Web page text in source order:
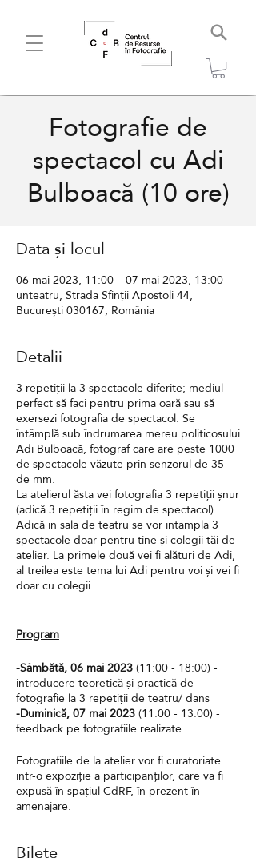
Fotografie de
spectacol cu Adi
Bulboacă (10 ore)
Data și locul
06 mai 2023, 11:00 – 07 mai 2023, 13:00
unteatru, Strada Sfinții Apostoli 44,
București 030167, România
Detalii
3 repetiții la 3 spectacole diferite; mediul
perfect să faci pentru prima oară sau să
exersezi fotografia de spectacol. Se
întâmplă sub îndrumarea mereu politicosului
Adi Bulboacă, fotograf care are peste 1000
de spectacole văzute prin senzorul de 35
de mm.
La atelierul ăsta vei fotografia 3 repetiții șnur
(adică 3 repetiții în regim de spectacol).
Adică în sala de teatru se vor întâmpla 3
spectacole doar pentru tine și colegii tăi de
atelier. La primele două vei fi alături de Adi,
al treilea este tema lui Adi pentru voi și vei fi
doar cu colegii.
Program
-Sâmbătă, 06 mai 2023 (11:00 - 18:00) -
introducere teoretică și practică de
fotografie la 3 repetiții de teatru/ dans
-Duminică, 07 mai 2023 (11:00 - 13:00) -
feedback pe fotografiile realizate.
Fotografiile de la atelier vor fi curatoriate
într-o expoziție a participanților, care va fi
expusă în spațiul CdRF, în prezent în
amenajare.
Bilete